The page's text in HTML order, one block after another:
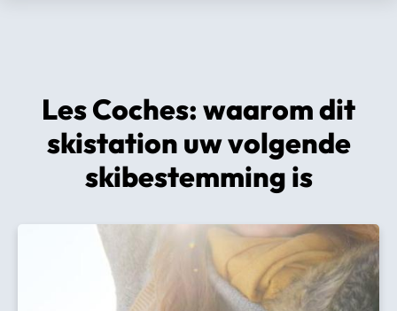
Les Coches: waarom dit
skistation uw volgende
skibestemming is